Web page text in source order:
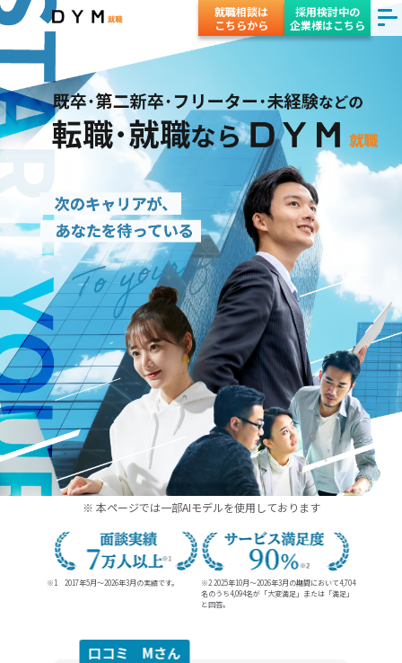
就職相談は
こちらから
採用検討中の
企業様はこちら
※ 本ページでは一部AIモデルを使用しております
※1 2017年5月～2026年3月の実績です。
※2 2025年10月～2026年3月の期間において4,704
名のうち4,094名が「大変満足」または「満足」
と回答。
口コミ Dさん